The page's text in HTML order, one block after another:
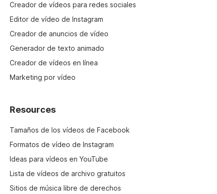
Creador de vídeos para redes sociales
Editor de vídeo de Instagram
Creador de anuncios de vídeo
Generador de texto animado
Creador de vídeos en línea
Marketing por vídeo
Resources
Tamaños de los vídeos de Facebook
Formatos de vídeo de Instagram
Ideas para vídeos en YouTube
Lista de vídeos de archivo gratuitos
Sitios de música libre de derechos